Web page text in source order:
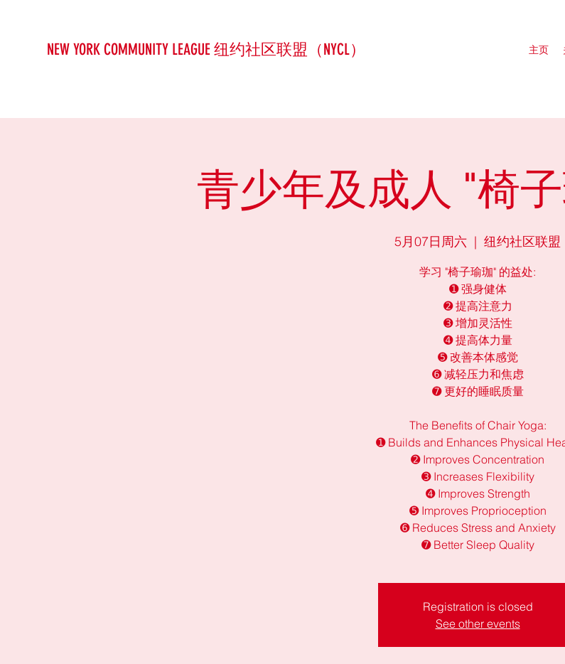
NEW YORK COMMUNITY LEAGUE 纽约社区联盟（NYCL） 主页
青少年及成人 "椅
5月07日周六
  |
纽约社区联盟
学习 "椅子瑜珈" 的益处:
➊ 强身健体
➋ 提高注意力
➌ 增加灵活性
➍ 提高体力量
➎ 改善本体感觉
➏ 减轻压力和焦虑
➐ 更好的睡眠质量
The Benefits of Chair Yoga:
➊ Builds and Enhances Physical
➋ Improves Concentration
➌ Increases Flexibility
➍ Improves Strength
➎ Improves Proprioception
➏ Reduces Stress and Anxiety
➐ Better Sleep Quality
Registration is closed
See other events